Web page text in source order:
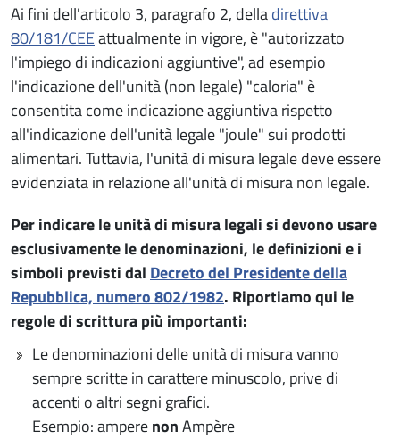
Ai fini dell'articolo 3, paragrafo 2, delladirettiva
80/181/CEEattualmente in vigore, è "autorizzato
l'impiego di indicazioni aggiuntive", ad esempio
l'indicazione dell'unità (non legale) "caloria" è
consentita come indicazione aggiuntiva rispetto
all'indicazione dell'unità legale "joule" sui prodotti
alimentari. Tuttavia, l'unità di misura legale deve essere
evidenziata in relazione all'unità di misura non legale.
Per indicare le unità di misura legali si devono usare
esclusivamente le denominazioni, le definizioni e i
simboli previsti dal Decreto del Presidente della
Repubblica, numero 802/1982. Riportiamo qui le
regole di scrittura più importanti:
Le denominazioni delle unità di misura vanno
sempre scritte in carattere minuscolo, prive di
accenti o altri segni grafici.
Esempio: amperenonAmpère